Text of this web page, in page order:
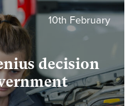
decision
10th February